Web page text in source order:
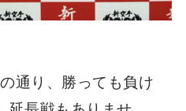
通り、勝っても負け